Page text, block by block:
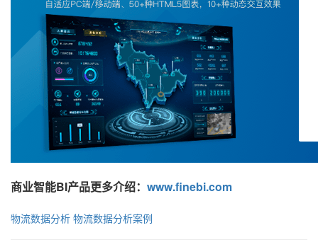
商业智能BI产品更多介绍： www.finebi.com
物流数据分析 物流数据分析案例